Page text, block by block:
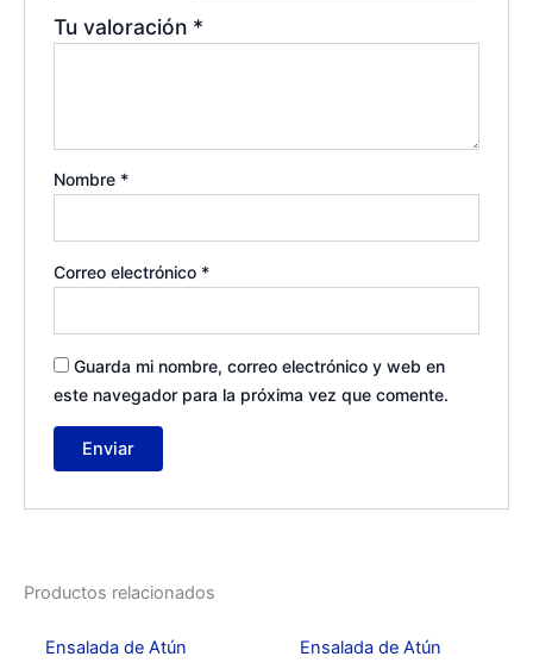
Tu valoración *
Nombre *
Correo electrónico *
Guarda mi nombre, correo electrónico y web en
este navegador para la próxima vez que comente.
Productos relacionados
Ensalada de Atún
Ensalada de Atún